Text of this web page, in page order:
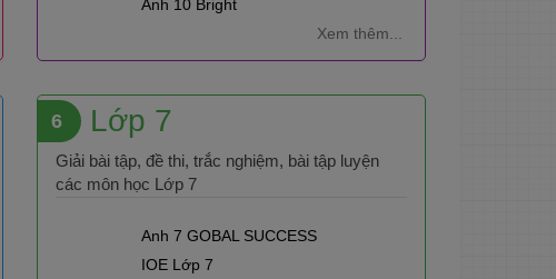
Anh 10 Bright
Xem thêm...
6 Lớp 7
Giải bài tập, đề thi, trắc nghiệm, bài tập luyện
các môn học Lớp 7
Anh 7 GOBAL SUCCESS
IOE Lớp 7